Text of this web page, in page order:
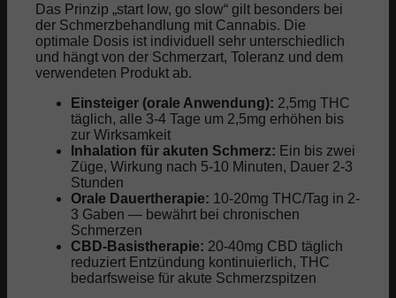
Das Prinzip „start low, go slow“ gilt besonders bei
der Schmerzbehandlung mit Cannabis. Die
optimale Dosis ist individuell sehr unterschiedlich
und hängt von der Schmerzart, Toleranz und dem
verwendeten Produkt ab.
Einsteiger (orale Anwendung): 2,5mg THC
täglich, alle 3-4 Tage um 2,5mg erhöhen bis
zur Wirksamkeit
Inhalation für akuten Schmerz: Ein bis zwei
Züge, Wirkung nach 5-10 Minuten, Dauer 2-3
Stunden
Orale Dauertherapie: 10-20mg THC/Tag in 2-
3 Gaben — bewährt bei chronischen
Schmerzen
CBD-Basistherapie: 20-40mg CBD täglich
reduziert Entzündung kontinuierlich, THC
bedarfsweise für akute Schmerzspitzen